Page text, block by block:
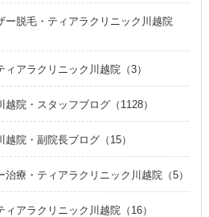
ー脱毛・ティアラクリニック川越院
アラクリニック川越院（3）
院・スタッフブログ（1128）
院・副院長ブログ（15）
治療・ティアラクリニック川越院（5）
アラクリニック川越院（16）